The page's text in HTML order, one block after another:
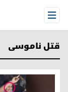
Open Menu
قتل ناموسی